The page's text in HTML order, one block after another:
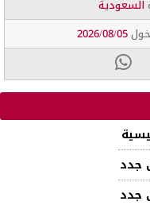
السعودية
2026/08/05
جدد
جدد